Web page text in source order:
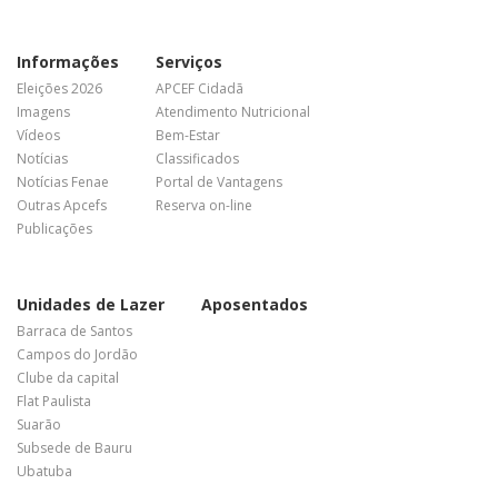
Informações
Eleições 2026
Imagens
Vídeos
Notícias
Notícias Fenae
Outras Apcefs
Publicações
Serviços
APCEF Cidadã
Atendimento Nutricional
Bem-Estar
Classificados
Portal de Vantagens
Reserva on-line
Unidades de Lazer
Barraca de Santos
Campos do Jordão
Clube da capital
Flat Paulista
Suarão
Subsede de Bauru
Ubatuba
Aposentados